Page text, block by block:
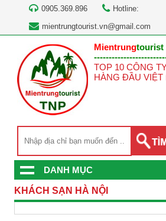
0905.369.896
Hotline:
mientrungtourist.vn@gmail.com
Mientrungtourist
TOP 10 CÔNG
HÀNG ĐẦU VIỆT
DANH MỤC
KHÁCH SẠN HÀ NỘI